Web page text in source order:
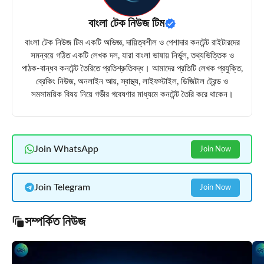
বাংলা টেক নিউজ টিম
বাংলা টেক নিউজ টিম একটি অভিজ্ঞ, দায়িত্বশীল ও পেশাদার কনটেন্ট রাইটারদের
সমন্বয়ে গঠিত একটি লেখক দল, যারা বাংলা ভাষায় নির্ভুল, তথ্যভিত্তিক ও
পাঠক-বান্ধব কনটেন্ট তৈরিতে প্রতিশ্রুতিবদ্ধ। আমাদের প্রতিটি লেখক প্রযুক্তি,
ব্রেকিং নিউজ, অনলাইন আয়, স্বাস্থ্য, লাইফস্টাইল, ডিজিটাল ট্রেন্ড ও
সমসাময়িক বিষয় নিয়ে গভীর গবেষণার মাধ্যমে কনটেন্ট তৈরি করে থাকেন।
Join WhatsApp Join Now
Join Telegram Join Now
সম্পর্কিত নিউজ